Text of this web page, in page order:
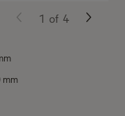
mm
1 of 4